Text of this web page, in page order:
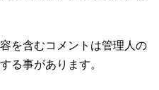
を含むコメントは管理人の
る事があります。